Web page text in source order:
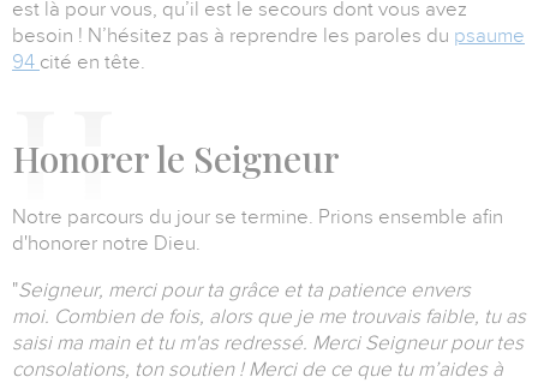
est là pour vous, qu’il est le secours dont vous avez
besoin ! N’hésitez pas à reprendre les paroles du psaume
94 cité en tête.
Honorer le Seigneur
Notre parcours du jour se termine. Prions ensemble afin
d'honorer notre Dieu.
"Seigneur, merci pour ta grâce et ta patience envers
moi. Combien de fois, alors que je me trouvais faible, tu as
saisi ma main et tu m'as redressé. Merci Seigneur pour tes
consolations, ton soutien ! Merci de ce que tu m’aides à